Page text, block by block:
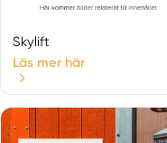
Skylift
Läs mer här